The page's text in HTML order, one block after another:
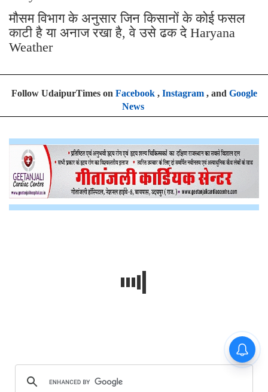
मौसम विभाग के अनुसार जिन किसानों के कोई फसल
काटी है या अनाज रखा है, वे उसे ढक दे Haryana
Weather
Follow UdaipurTimes on Facebook, Instagram, and Google
News